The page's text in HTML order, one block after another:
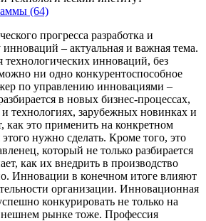
(64)
прогресса разработка и
– актуальная и важная тема.
технологических инноваций, без
ни одно конкурентоспособное
по управлению инновациями –
в новых бизнес-процессах,
технологиях, зарубежных новинках и
как это применить на конкретном
нужно сделать. Кроме того, это
который не только разбирается
как их внедрить в производство
Инновации в конечном итоге влияют
организации. Инновационная
конкурировать не только на
рынке тоже. Профессия